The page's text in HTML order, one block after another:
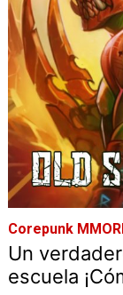
Corepunk
Un
escuela